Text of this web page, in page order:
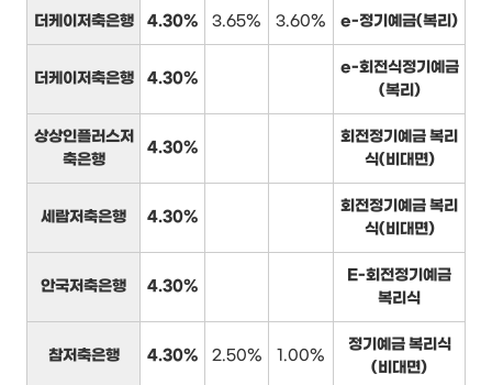
더케이저축은행 4.30% 3.65% 3.60% e-정기예금(복리)
더케이저축은행 4.30%
e-회전식정기예금
(복리)
상상인플러스저
축은행
4.30%
회전정기예금 복리
식(비대면)
세람저축은행 4.30%
회전정기예금 복리
식(비대면)
안국저축은행 4.30%
E-회전정기예금
복리식
참저축은행 4.30% 2.50% 1.00%
정기예금 복리식
(비대면)